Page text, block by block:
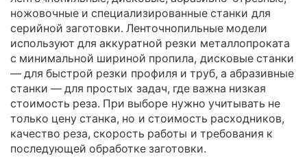
ножовочные и специализированные станки для
серийной заготовки. Ленточнопильные модели
используют для аккуратной резки металлопроката
с минимальной шириной пропила, дисковые станки
— для быстрой резки профиля и труб, а абразивные
станки — для простых задач, где важна низкая
стоимость реза. При выборе нужно учитывать не
только цену станка, но и стоимость расходников,
качество реза, скорость работы и требования к
последующей обработке заготовки.